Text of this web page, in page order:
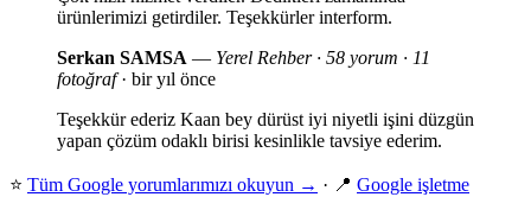
ürünlerimizi getirdiler. Teşekkürler interform.
Serkan SAMSA — Yerel Rehber · 58 yorum · 11
fotoğraf· bir yıl önce
Teşekkür ederiz Kaan bey dürüst iyi niyetli işini düzgün
yapan çözüm odaklı birisi kesinlikle tavsiye ederim.
⭐ Tüm Google yorumlarımızı okuyun → · 📍 Google işletme